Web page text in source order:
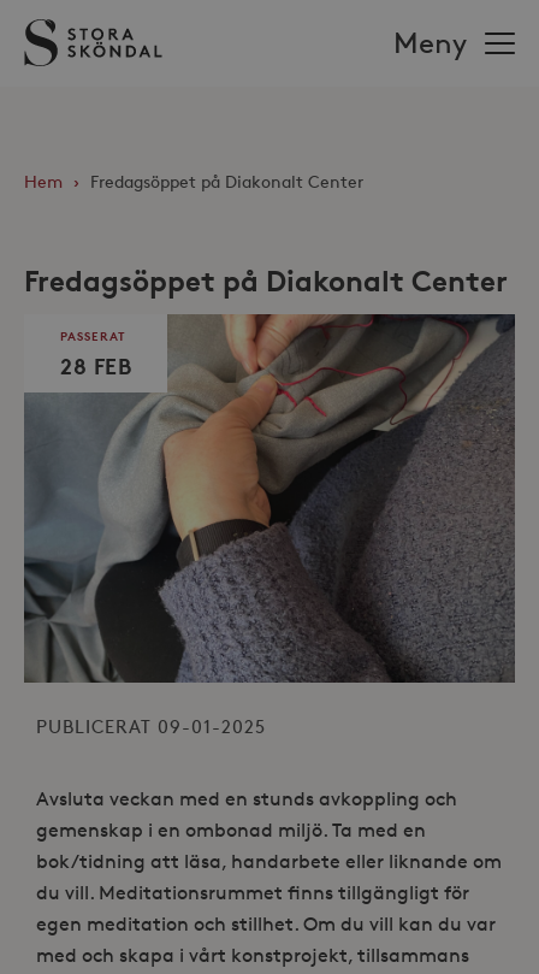
Stora
Sköndal
Meny
Hem › Fredagsöppet på Diakonalt Center
Fredagsöppet på Diakonalt Center
PASSERAT
28 FEB
PUBLICERAT 09-01-2025
Avsluta veckan med en stunds avkoppling och
gemenskap i en ombonad miljö. Ta med en
bok/tidning att läsa, handarbete eller liknande om
du vill. Meditationsrummet finns tillgängligt för
egen meditation och stillhet. Om du vill kan du var
med och skapa i vårt konstprojekt, tillsammans